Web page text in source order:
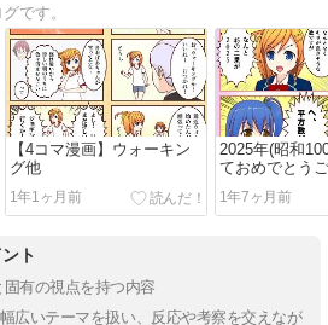
です。
【4コマ漫画】ウォーキン
グ他
1年1ヶ月前
2025年(昭和
ておめでとう
1年7ヶ月前
ト
固有の視点を持つ内容
広いテーマを扱い、反応や考察を交えなが